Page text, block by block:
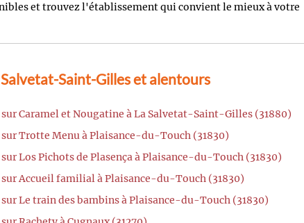
et trouvez l'établissement qui convient le mieux à votre
Salvetat-Saint-Gilles et alentours
Caramel et Nougatine à La Salvetat-Saint-Gilles (31880)
Trotte Menu à Plaisance-du-Touch (31830)
Los Pichots de Plasença à Plaisance-du-Touch (31830)
Accueil familial à Plaisance-du-Touch (31830)
Le train des bambins à Plaisance-du-Touch (31830)